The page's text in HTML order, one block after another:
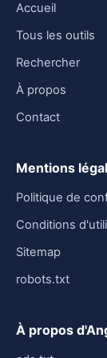
Accueil
Tous les outils
Rechercher
À propos
Contact
Mentions
Politique de
Conditions
Sitemap
robots.txt
À propos